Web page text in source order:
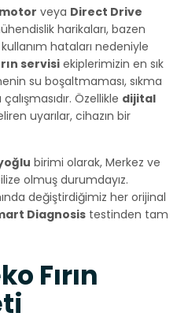
veya Direct Drive
harikaları, bazen
hataları nedeniyle
servisiekiplerimizin en sık
su boşaltmaması, sıkma
Özellikle dijital
uyarılar, cihazın bir
birimi olarak, Merkez ve
olmuş durumdayız.
değiştirdiğimiz her orijinal
Diagnosis testinden tam
Fırın